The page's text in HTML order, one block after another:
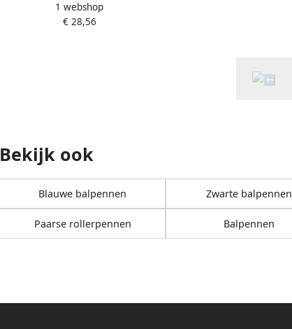
medium paars
1 webshop
€ 28,56
Bekijk ook
Blauwe balpennen Zwarte balpennen
Paarse rollerpennen Balpennen